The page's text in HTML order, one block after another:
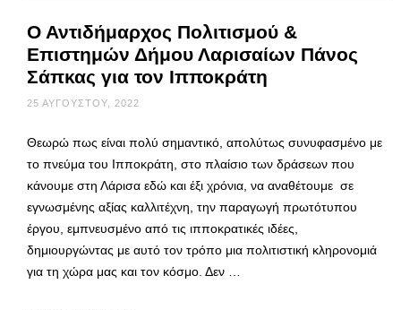
Ο Αντιδήμαρχος Πολιτισμού &
Επιστημών Δήμου Λαρισαίων Πάνος
Σάπκας για τον Ιπποκράτη
25 ΑΥΓΟΎΣΤΟΥ, 2022
Θεωρώ πως είναι πολύ σημαντικό, απολύτως συνυφασμένο με
το πνεύμα του Ιπποκράτη, στο πλαίσιο των δράσεων που
κάνουμε στη Λάρισα εδώ και έξι χρόνια, να αναθέτουμε σε
εγνωσμένης αξίας καλλιτέχνη, την παραγωγή πρωτότυπου
έργου, εμπνευσμένο από τις ιπποκρατικές ιδέες,
δημιουργώντας με αυτό τον τρόπο μια πολιτιστική κληρονομιά
για τη χώρα μας και τον κόσμο. Δεν …